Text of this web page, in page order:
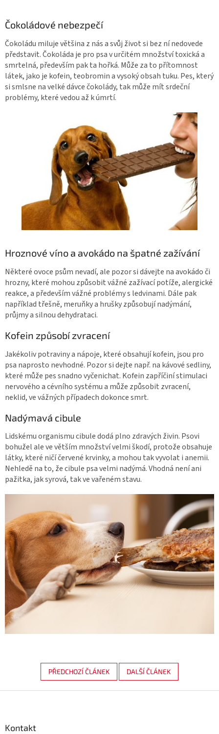
Čokoládové nebezpečí
Čokoládu miluje většina z nás a svůj život si bez ní nedovede
představit. Čokoláda je pro psa v určitém množství toxická a
smrtelná, především pak ta hořká. Může za to přítomnost
látek, jako je kofein, teobromin a vysoký obsah tuku. Pes, který
si smlsne na velké dávce čokolády, tak může mít srdeční
problémy, které vedou až k úmrtí.
Hroznové víno a avokádo na špatné zažívání
Některé ovoce psům nevadí, ale pozor si dávejte na avokádo či
hrozny, které mohou způsobit vážné zažívací potíže, alergické
reakce, a především vážné problémy s ledvinami. Dále pak
například třešně, meruňky a hrušky způsobují nadýmání,
průjmy a silnou dehydrataci.
Kofein způsobí zvracení
Jakékoliv potraviny a nápoje, které obsahují kofein, jsou pro
psa naprosto nevhodné. Pozor si dejte např. na kávové sedliny,
které může pes snadno vyčenichat. Kofein zapříčiní stimulaci
nervového a cévního systému a může způsobit zvracení,
neklid, ve vážných případech dokonce smrt.
Nadýmavá cibule
Lidskému organismu cibule dodá plno zdravých živin. Psovi
bohužel ale ve větším množství velmi škodí, protože obsahuje
látky, které ničí červené krvinky, a mohou tak vyvolat i anemii.
Nehledě na to, že cibule psa velmi nadýmá. Vhodná není ani
pažitka, jak syrová, tak ve vařeném stavu.
PŘEDCHOZÍ ČLÁNEK DALŠÍ ČLÁNEK
Kontakt